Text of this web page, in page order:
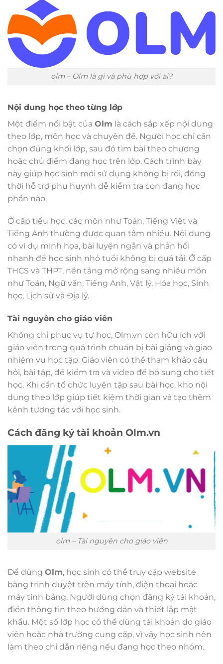
olm – Olm là gì và phù hợp với ai?
Nội dung học theo từng lớp
Một điểm nổi bật của Olm là cách sắp xếp nội dung
theo lớp, môn học và chuyên đề. Người học chỉ cần
chọn đúng khối lớp, sau đó tìm bài theo chương
hoặc chủ điểm đang học trên lớp. Cách trình bày
này giúp học sinh mới sử dụng không bị rối, đồng
thời hỗ trợ phụ huynh dễ kiểm tra con đang học
phần nào.
Ở cấp tiểu học, các môn như Toán, Tiếng Việt và
Tiếng Anh thường được quan tâm nhiều. Nội dung
có ví dụ minh họa, bài luyện ngắn và phản hồi
nhanh để học sinh nhỏ tuổi không bị quá tải. Ở cấp
THCS và THPT, nền tảng mở rộng sang nhiều môn
như Toán, Ngữ văn, Tiếng Anh, Vật lý, Hóa học, Sinh
học, Lịch sử và Địa lý.
Tài nguyên cho giáo viên
Không chỉ phục vụ tự học, Olm.vn còn hữu ích với
giáo viên trong quá trình chuẩn bị bài giảng và giao
nhiệm vụ học tập. Giáo viên có thể tham khảo câu
hỏi, bài tập, đề kiểm tra và video để bổ sung cho tiết
học. Khi cần tổ chức luyện tập sau bài học, kho nội
dung theo lớp giúp tiết kiệm thời gian và tạo thêm
kênh tương tác với học sinh.
Cách đăng ký tài khoản Olm.vn
olm – Tài nguyên cho giáo viên
Để dùng Olm, học sinh có thể truy cập website
bằng trình duyệt trên máy tính, điện thoại hoặc
máy tính bảng. Người dùng chọn đăng ký tài khoản,
điền thông tin theo hướng dẫn và thiết lập mật
khẩu. Một số lớp học có thể dùng tài khoản do giáo
viên hoặc nhà trường cung cấp, vì vậy học sinh nên
làm theo chỉ dẫn riêng nếu đang học theo nhóm.